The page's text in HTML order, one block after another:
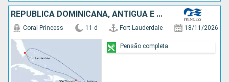
REPUBLICA DOMINICANA, ANTIGUA E BARBUDA, ESTADOS UNIDOS
Coral Princess 11 d Fort Lauderdale 18/11/2026
Pensão completa